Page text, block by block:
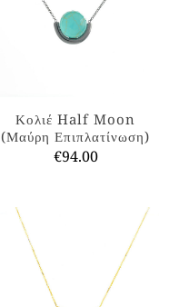
Κολιέ Half Moon
(Μαύρη Επιπλατίνωση)
€94.00
παραλλαγές.
επιλογές